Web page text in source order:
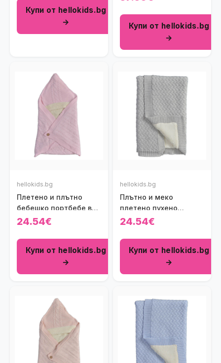
Купи от hellokids.bg
→
светлорозово на
райенца (7 части)
Купи от hellokids.bg
→
hellokids.bg
Плетено и плътно
бебешко портбебе в
светлорозово
24.54€
Купи от hellokids.bg
→
hellokids.bg
Плътно и меко
плетено пухено
бебешко одеяло Cool
24.54€
Купи от hellokids.bg
→